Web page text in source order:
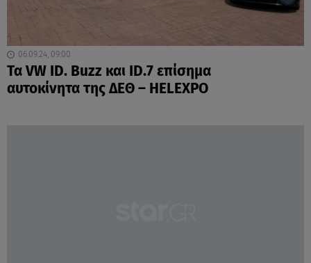
06.09.24, 09:00
Τα VW ID. Buzz και ID.7 επίσημα
αυτοκίνητα της ΔΕΘ – HELEXPO